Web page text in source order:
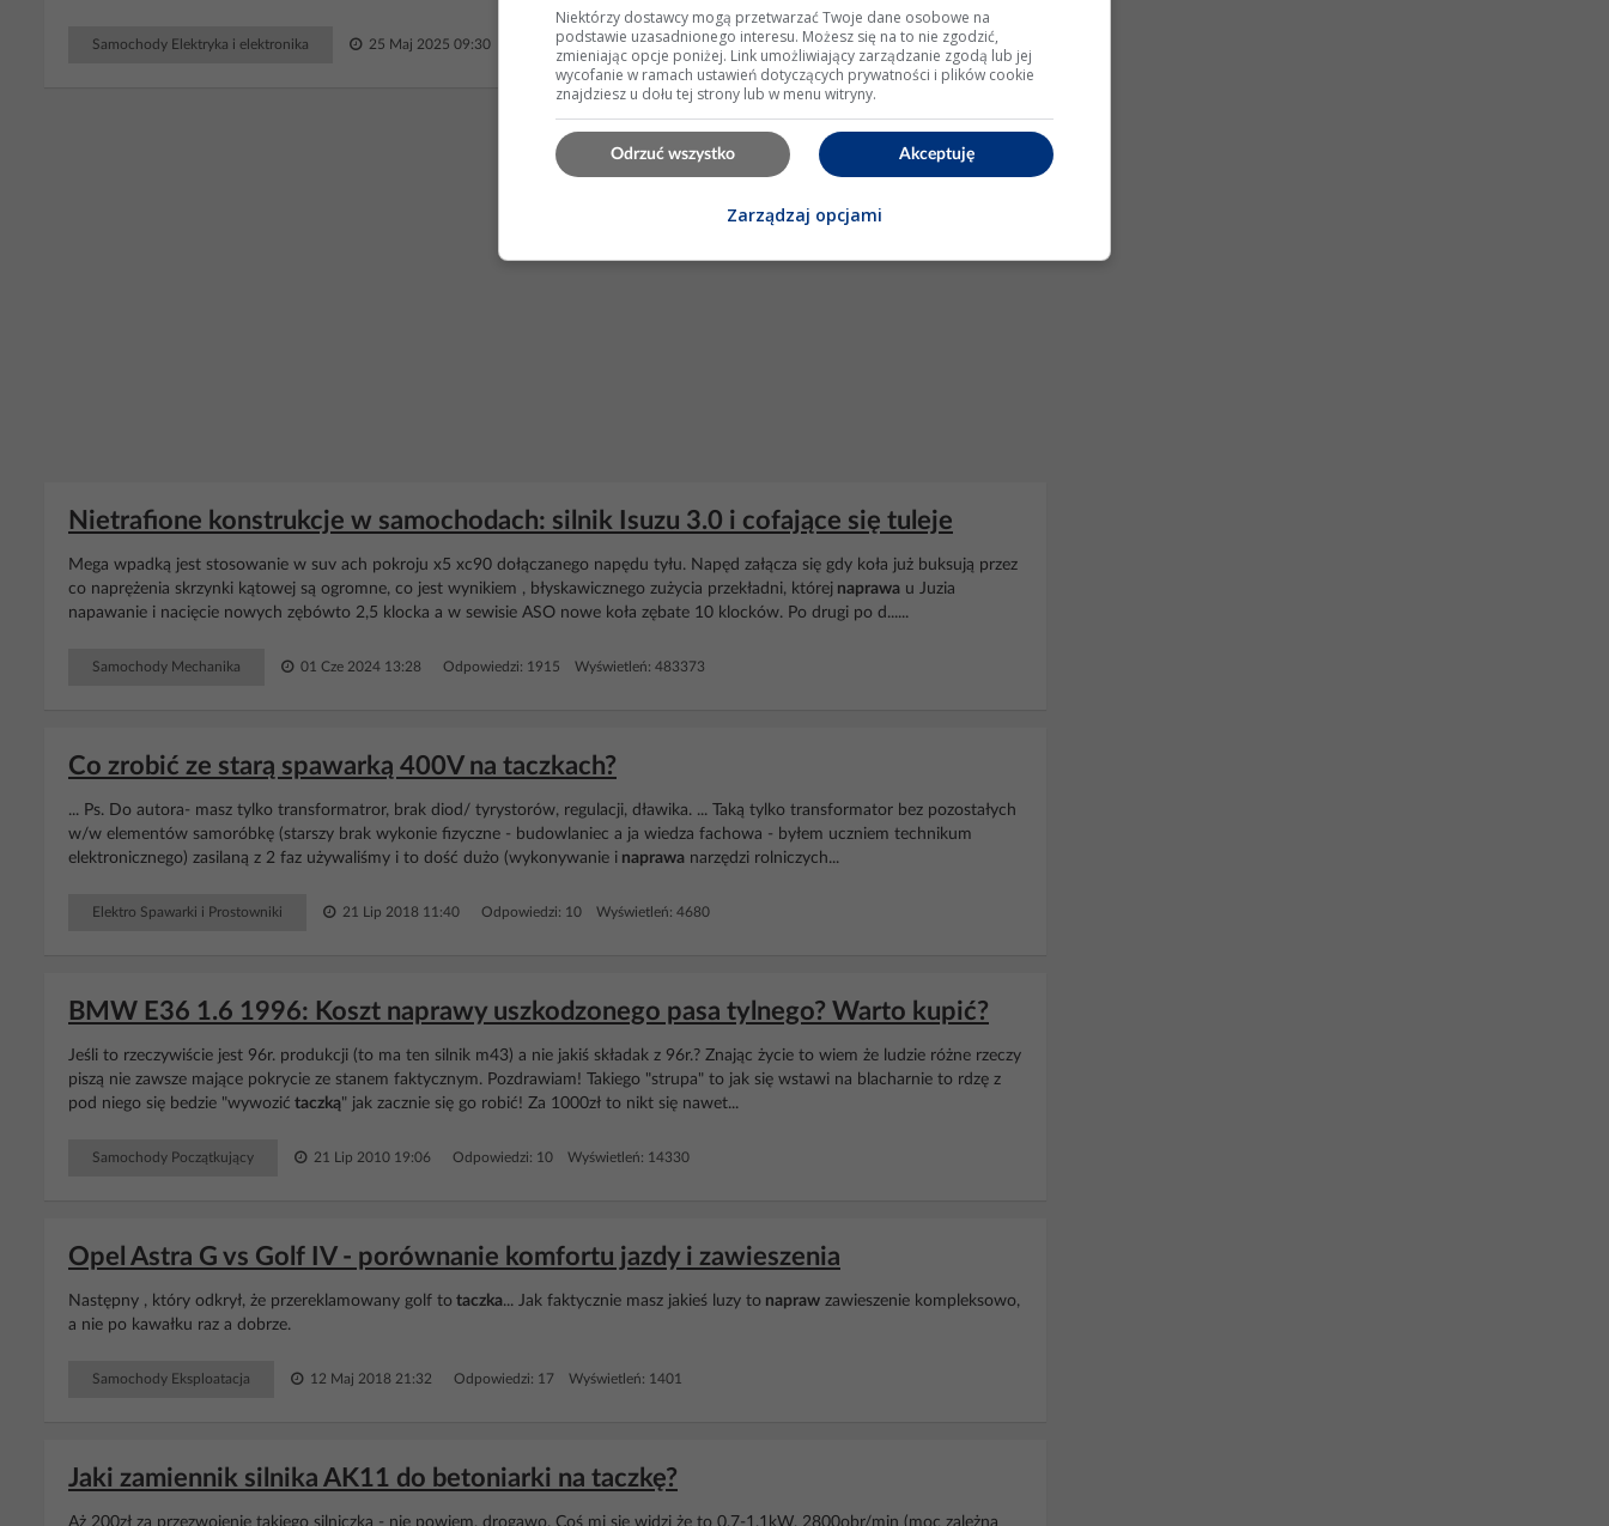
Samochody Elektryka i elektronika 25 Maj 2025 09:30 Odpowiedzi: 43 Wyświetleń: 33954
REKLAMA
Nietrafione konstrukcje w samochodach: silnik Isuzu 3.0 i cofające się tuleje
Mega wpadką jest stosowanie w suv ach pokroju x5 xc90 dołączanego napędu tyłu. Napęd załącza się gdy koła już buksują przez
co naprężenia skrzynki kątowej są ogromne, co jest wynikiem , błyskawicznego zużycia przekładni, której naprawa u Juzia
napawanie i nacięcie nowych zębówto 2,5 klocka a w sewisie ASO nowe koła zębate 10 klocków. Po drugi po d......
Samochody Mechanika 01 Cze 2024 13:28 Odpowiedzi: 1915 Wyświetleń: 483373
Co zrobić ze starą spawarką 400V na taczkach?
... Ps. Do autora- masz tylko transformatror, brak diod/ tyrystorów, regulacji, dławika. ... Taką tylko transformator bez pozostałych
w/w elementów samoróbkę (starszy brak wykonie fizyczne - budowlaniec a ja wiedza fachowa - byłem uczniem technikum
elektronicznego) zasilaną z 2 faz używaliśmy i to dość dużo (wykonywanie i naprawa narzędzi rolniczych...
Elektro Spawarki i Prostowniki 21 Lip 2018 11:40 Odpowiedzi: 10 Wyświetleń: 4680
BMW E36 1.6 1996: Koszt naprawy uszkodzonego pasa tylnego? Warto kupić?
Jeśli to rzeczywiście jest 96r. produkcji (to ma ten silnik m43) a nie jakiś składak z 96r.? Znając życie to wiem że ludzie różne rzeczy
piszą nie zawsze mające pokrycie ze stanem faktycznym. Pozdrawiam! Takiego "strupa" to jak się wstawi na blacharnie to rdzę z
pod niego się bedzie "wywozić taczką" jak zacznie się go robić! Za 1000zł to nikt się nawet...
Samochody Początkujący 21 Lip 2010 19:06 Odpowiedzi: 10 Wyświetleń: 14330
Opel Astra G vs Golf IV - porównanie komfortu jazdy i zawieszenia
Następny , który odkrył, że przereklamowany golf to taczka... Jak faktycznie masz jakieś luzy to napraw zawieszenie kompleksowo,
a nie po kawałku raz a dobrze.
Samochody Eksploatacja 12 Maj 2018 21:32 Odpowiedzi: 17 Wyświetleń: 1401
Jaki zamiennik silnika AK11 do betoniarki na taczkę?
Aż 200zł za przezwojenie takiego silniczka - nie powiem, drogawo. Coś mi się widzi że to 0,7-1,1kW, 2800obr/min (moc zależna
Niektórzy dostawcy mogą przetwarzać Twoje dane osobowe na
podstawie uzasadnionego interesu. Możesz się na to nie zgodzić,
zmieniając opcje poniżej. Link umożliwiający zarządzanie zgodą lub jej
wycofanie w ramach ustawień dotyczących prywatności i plików cookie
znajdziesz u dołu tej strony lub w menu witryny.
Akceptuję
Odrzuć wszystko
Zarządzaj opcjami